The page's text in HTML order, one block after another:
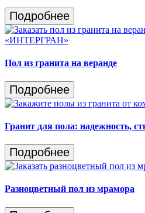
Подробнее
Пол из гранита на веранде
Подробнее
Гранит для пола: надежность,
Подробнее
Разноцветный пол из мрамора